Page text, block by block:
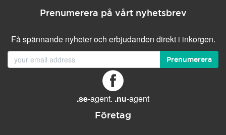
Prenumerera på vårt nyhetsbrev
Få spännande nyheter och erbjudanden direkt i inkorgen.
Prenumerera
.se-agent. .nu-agent
Företag